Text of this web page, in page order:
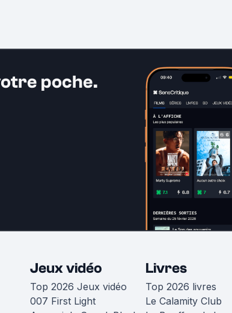
poche.
Jeux vidéo
Top 2026 Jeux vidéo
007 First Light
Livres
Top 2026 livres
Le Calamity Club